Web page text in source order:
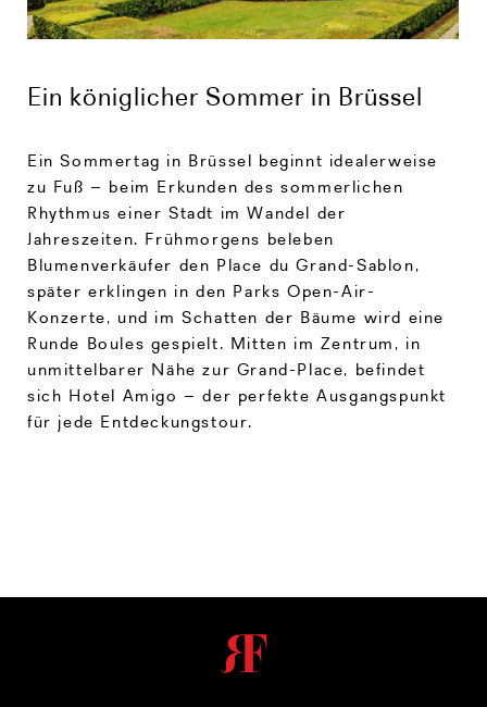
Ein königlicher Sommer in Brüssel
Ein Sommertag in Brüssel beginnt idealerweise
zu Fuß – beim Erkunden des sommerlichen
Rhythmus einer Stadt im Wandel der
Jahreszeiten. Frühmorgens beleben
Blumenverkäufer den Place du Grand-Sablon,
später erklingen in den Parks Open-Air-
Konzerte, und im Schatten der Bäume wird eine
Runde Boules gespielt. Mitten im Zentrum, in
unmittelbarer Nähe zur Grand-Place, befindet
sich Hotel Amigo – der perfekte Ausgangspunkt
für jede Entdeckungstour.